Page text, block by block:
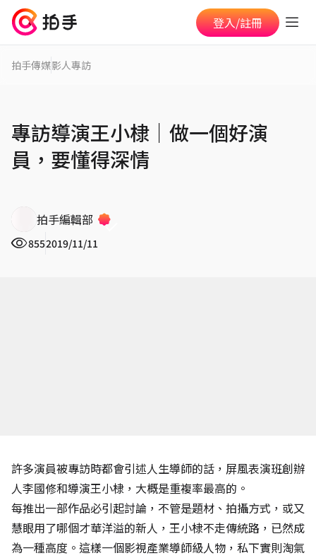
登入/註冊
拍手傳媒影人專訪
專訪導演王小棣│做一個好演
員，要懂得深情
拍手編輯部
8552019/11/11
許多演員被專訪時都會引述人生導師的話，屏風表演班創辦
人李國修和導演王小棣，大概是重複率最高的。
每推出一部作品必引起討論，不管是題材、拍攝方式，或又
慧眼用了哪個才華洋溢的新人，王小棣不走傳統路，已然成
為一種高度。這樣一個影視產業導師級人物，私下實則淘氣